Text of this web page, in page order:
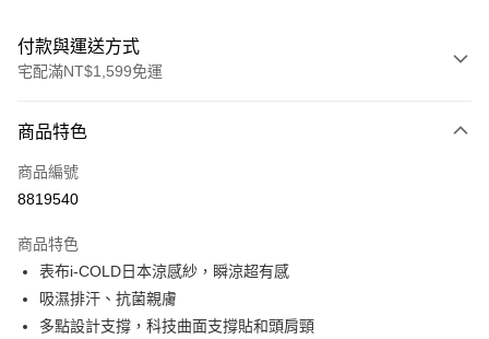
付款與運送方式
宅配滿NT$1,599免運
信用卡一次付款
LINE Pay
街口支付
全盈+PAY
商品特色
商品編號
8819540
商品特色
表布i-COLD日本涼感紗，瞬涼超有感
吸濕排汗、抗菌親膚
多點設計支撐，科技曲面支撐貼和頭肩頸